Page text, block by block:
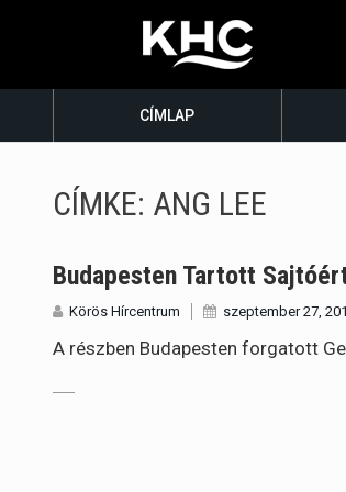
CÍMLAP
CÍMKE: ANG LEE
Budapesten Tartott
Körös Hírcentrum szeptember 27,
A részben Budapesten forgatott